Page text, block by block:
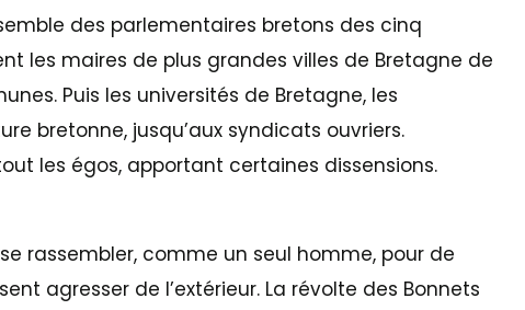
des parlementaires bretons des cinq
les maires de plus grandes villes de Bretagne de
Puis les universités de Bretagne, les
bretonne, jusqu’aux syndicats ouvriers.
les égos, apportant certaines dissensions.
rassembler, comme un seul homme, pour de
agresser de l’extérieur. La révolte des Bonnets